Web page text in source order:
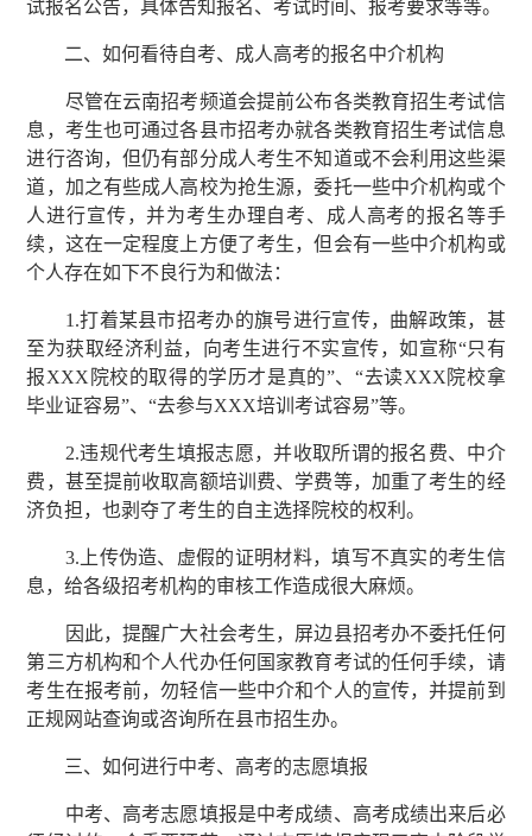
试报名公告，具体告知报名、考试时间、报考要求等等。
二、如何看待自考、成人高考的报名中介机构
尽管在云南招考频道会提前公布各类教育招生考试信
息，考生也可通过各县市招考办就各类教育招生考试信息
进行咨询，但仍有部分成人考生不知道或不会利用这些渠
道，加之有些成人高校为抢生源，委托一些中介机构或个
人进行宣传，并为考生办理自考、成人高考的报名等手
续，这在一定程度上方便了考生，但会有一些中介机构或
个人存在如下不良行为和做法：
1.打着某县市招考办的旗号进行宣传，曲解政策，甚
至为获取经济利益，向考生进行不实宣传，如宣称“只有
报XXX院校的取得的学历才是真的”、“去读XXX院校拿
毕业证容易”、“去参与XXX培训考试容易”等。
2.违规代考生填报志愿，并收取所谓的报名费、中介
费，甚至提前收取高额培训费、学费等，加重了考生的经
济负担，也剥夺了考生的自主选择院校的权利。
3.上传伪造、虚假的证明材料，填写不真实的考生信
息，给各级招考机构的审核工作造成很大麻烦。
因此，提醒广大社会考生，屏边县招考办不委托任何
第三方机构和个人代办任何国家教育考试的任何手续，请
考生在报考前，勿轻信一些中介和个人的宣传，并提前到
正规网站查询或咨询所在县市招生办。
三、如何进行中考、高考的志愿填报
中考、高考志愿填报是中考成绩、高考成绩出来后必